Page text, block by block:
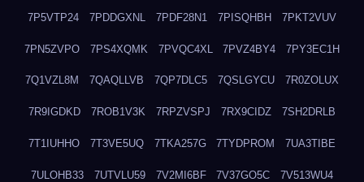
7P5VTP24 7PDDGXNL 7PDF28N1 7PISQHBH 7PKT2VUV
7PN5ZVPO 7PS4XQMK 7PVQC4XL 7PVZ4BY4 7PY3EC1H
7Q1VZL8M 7QAQLLVB 7QP7DLC5 7QSLGYCU 7R0ZOLUX
7R9IGDKD 7ROB1V3K 7RPZVSPJ 7RX9CIDZ 7SH2DRLB
7T1IUHHO 7T3VE5UQ 7TKA257G 7TYDPROM 7UA3TIBE
7ULOHB33 7UTVLU59 7V2MI6BF 7V37GO5C 7V513WU4